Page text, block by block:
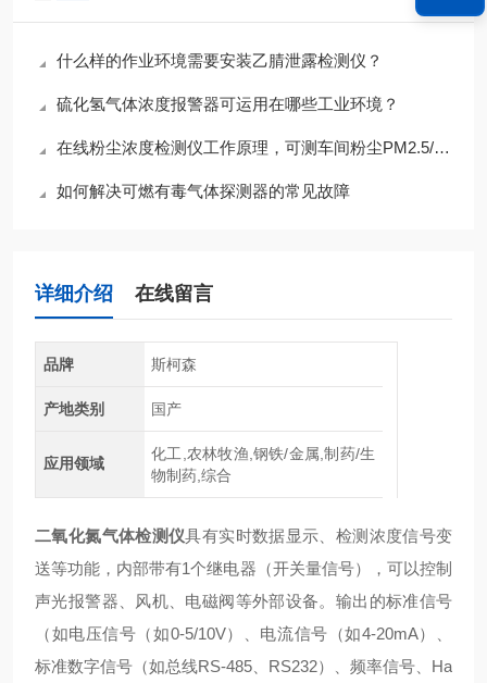
什么样的作业环境需要安装乙腈泄露检测仪？
硫化氢气体浓度报警器可运用在哪些工业环境？
在线粉尘浓度检测仪工作原理，可测车间粉尘PM2.5/PM10
如何解决可燃有毒气体探测器的常见故障
详细介绍 在线留言
品牌 斯柯森
产地类别 国产
应用领域
化工,农林牧渔,钢铁/金属,制药/生
物制药,综合
二氧化氮气体检测仪具有实时数据显示、检测浓度信号变
送等功能，内部带有1个继电器（开关量信号），可以控制
声光报警器、风机、电磁阀等外部设备。输出的标准信号
（如电压信号（如0-5/10V）、电流信号（如4-20mA）、
标准数字信号（如总线RS-485、RS232）、频率信号、Ha